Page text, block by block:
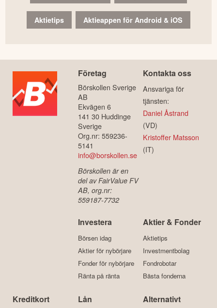
Aktietips Aktieappen för Android & iOS
Företag
Börskollen Sverige
AB
Ekvägen 6
141 30 Huddinge
Sverige
Org.nr: 559236-
5141
info@borskollen.se
Börskollen är en
del av FairValue FV
AB, org.nr:
559187-7732
Kontakta oss
Ansvariga för
tjänsten:
Daniel Åstrand
(VD)
Kristoffer Matsson
(IT)
Investera
Börsen idag
Aktier för nybörjare
Fonder för nybörjare
Ränta på ränta
Aktier & Fonder
Aktietips
Investmentbolag
Fondrobotar
Bästa fonderna
Kreditkort Lån Alternativt